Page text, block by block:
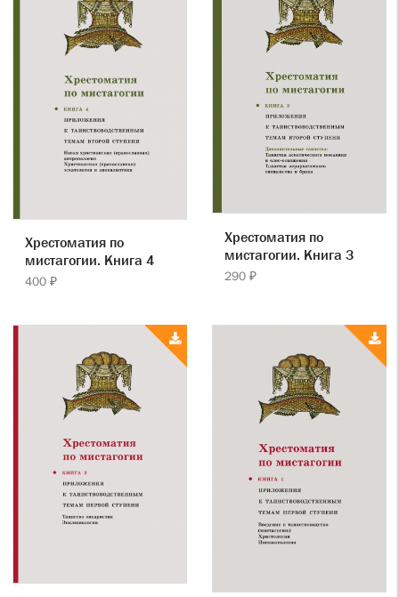
Хрестоматия по
мистагогии. Книга 4
400 ₽
Хрестоматия по
мистагогии. Книга 3
290 ₽